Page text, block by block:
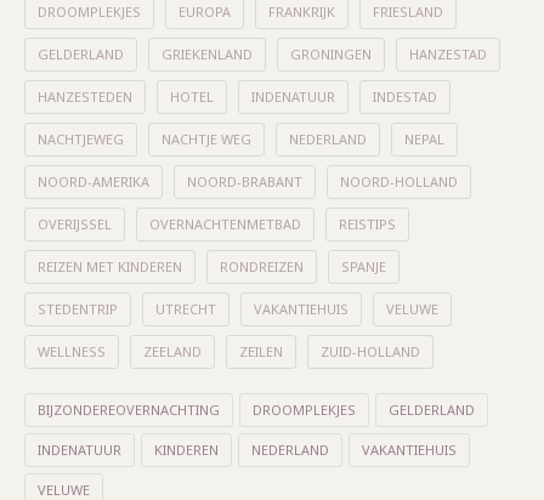
DROOMPLEKJES EUROPA FRANKRIJK FRIESLAND
GELDERLAND GRIEKENLAND GRONINGEN HANZESTAD
HANZESTEDEN HOTEL INDENATUUR INDESTAD
NACHTJEWEG NACHTJE WEG NEDERLAND NEPAL
NOORD-AMERIKA NOORD-BRABANT NOORD-HOLLAND
OVERIJSSEL OVERNACHTENMETBAD REISTIPS
REIZEN MET KINDEREN RONDREIZEN SPANJE
STEDENTRIP UTRECHT VAKANTIEHUIS VELUWE
WELLNESS ZEELAND ZEILEN ZUID-HOLLAND
BIJZONDEREOVERNACHTING DROOMPLEKJES GELDERLAND
INDENATUUR KINDEREN NEDERLAND VAKANTIEHUIS
VELUWE